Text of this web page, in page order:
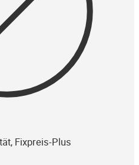
Fixpreis-Plus